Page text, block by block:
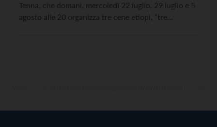
Tenna, che domani, mercoledì 22 luglio, 29 luglio e 5
agosto alle 20 organizza tre cene etiopi, “tre